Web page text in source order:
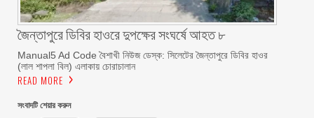
জৈন্তাপুরে ডিবির হাওরে দুপক্ষের সংঘর্ষে আহত ৮
Manual5 Ad Code বৈশাখী নিউজ ডেস্ক: সিলেটের জৈন্তাপুরে ডিবির হাওর
(লাল শাপলা বিল) এলাকায় চোরাচালান
READ MORE
সংবাদটি শেয়ার করুন